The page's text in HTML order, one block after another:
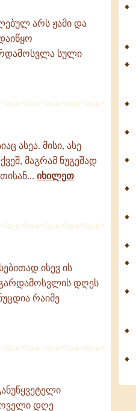
არს ჟამი და
სული
ასეა. მისი, ასე
მაგრამ ნუგეშად
იხილეთ
ისევ ის
გარდამოსვლის დღეს
რაიმე
დღე